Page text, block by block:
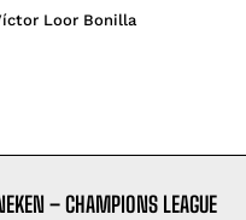
Loor Bonilla
– CHAMPIONS LEAGUE